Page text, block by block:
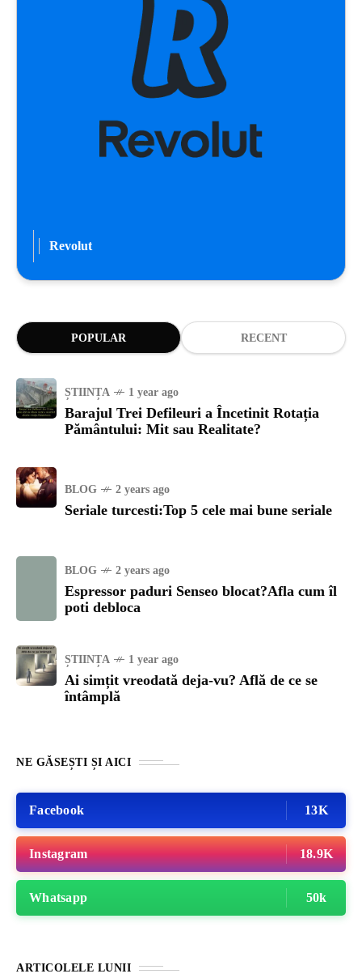
Revolut
POPULAR RECENT
ȘTIINȚA 1 year ago
Barajul Trei Defileuri a Încetinit Rotația
Pământului: Mit sau Realitate?
BLOG 2 years ago
Seriale turcesti:Top 5 cele mai bune seriale
BLOG 2 years ago
Espressor paduri Senseo blocat?Afla cum îl
poti debloca
ȘTIINȚA 1 year ago
Ai simțit vreodată deja-vu? Află de ce se
întâmplă
NE GĂSEȘTI ȘI AICI
Facebook 13K
Instagram 18.9K
Whatsapp 50k
ARTICOLELE LUNII